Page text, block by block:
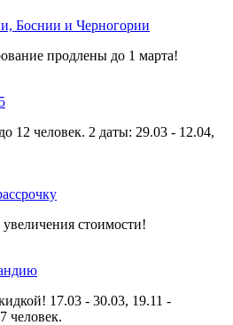
Боснии и Черногории
продлены до 1 марта!
12 человек. 2 даты: 29.03 - 12.04,
увеличения стоимости!
17.03 - 30.03, 19.11 -
человек.